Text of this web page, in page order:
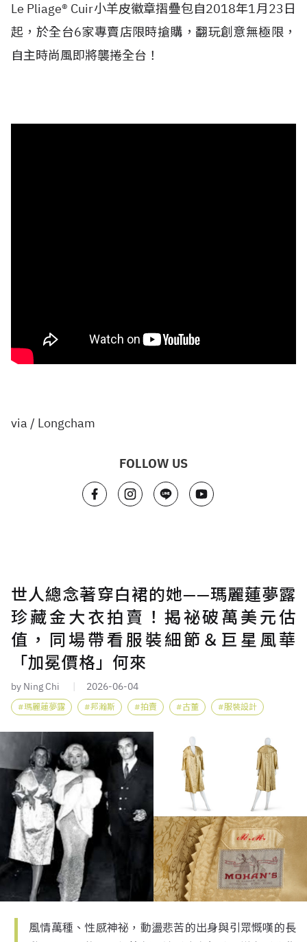
Le Pliage® Cuir小羊皮徽章摺疊包自2018年1月23日
起，於全台6家專賣店限時搶購，翻玩創意無極限，
自主時尚風即將襲捲全台！
via / Longcham
FOLLOW US
世人總念著穿白裙的她——瑪麗蓮夢露
珍藏金大衣拍賣！揭祕破萬美元估
值，同場帶看服裝細節＆巨星風華
「加冕價格」何來
by Ning Chi 2026-06-04
瑪麗蓮夢露 邦瀚斯 拍賣 古董 服裝設計
風情萬種、性感神祕，動盪悲苦的出身與引眾慨嘆的長